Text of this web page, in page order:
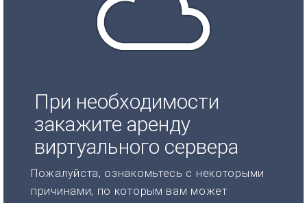
При необходимости
закажите аренду
виртуального сервера
Пожалуйста, ознакомьтесь с некоторыми
причинами, по которым вам может